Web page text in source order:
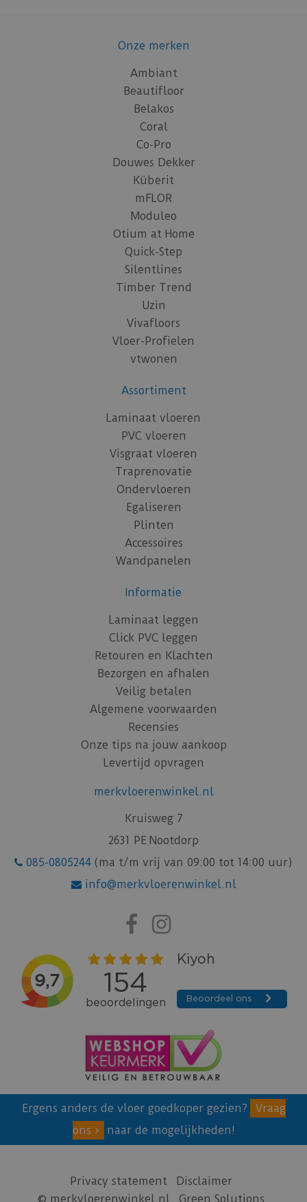
Onze merken
Ambiant
Beautifloor
Belakos
Coral
Co-Pro
Douwes Dekker
Küberit
mFLOR
Moduleo
Otium at Home
Quick-Step
Silentlines
Timber Trend
Uzin
Vivafloors
Vloer-Profielen
vtwonen
Assortiment
Laminaat vloeren
PVC vloeren
Visgraat vloeren
Traprenovatie
Ondervloeren
Egaliseren
Plinten
Accessoires
Wandpanelen
Informatie
Laminaat leggen
Click PVC leggen
Retouren en Klachten
Bezorgen en afhalen
Veilig betalen
Algemene voorwaarden
Recensies
Onze tips na jouw aankoop
Levertijd opvragen
merkvloerenwinkel.nl
Kruisweg 7
2631 PE Nootdorp
085-0805244 (ma t/m vrij van 09:00 tot 14:00 uur)
info@merkvloerenwinkel.nl
Ergens anders de vloer goedkoper gezien?
Vraag
ons
naar de mogelijkheden!
Privacy statement
Disclaimer
© merkvloerenwinkel.nl
Green Solutions